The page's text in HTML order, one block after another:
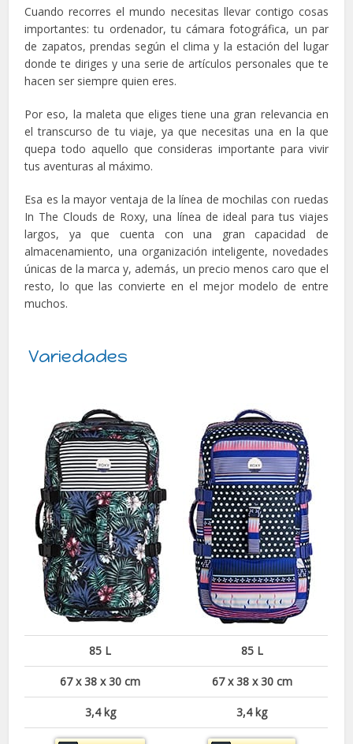
Cuando recorres el mundo necesitas llevar contigo cosas
importantes: tu ordenador, tu cámara fotográfica, un par
de zapatos, prendas según el clima y la estación del lugar
donde te diriges y una serie de artículos personales que te
hacen ser siempre quien eres.
Por eso, la maleta que eliges tiene una gran relevancia en
el transcurso de tu viaje, ya que necesitas una en la que
quepa todo aquello que consideras importante para vivir
tus aventuras al máximo.
Esa es la mayor ventaja de la línea de mochilas con ruedas
In The Clouds de Roxy, una línea de ideal para tus viajes
largos, ya que cuenta con una gran capacidad de
almacenamiento, una organización inteligente, novedades
únicas de la marca y, además, un precio menos caro que el
resto, lo que las convierte en el mejor modelo de entre
muchos.
Variedades
85 L 85 L
67 x 38 x 30 cm 67 x 38 x 30 cm
3,4 kg 3,4 kg